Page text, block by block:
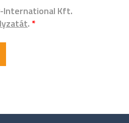
International Kft.
. *